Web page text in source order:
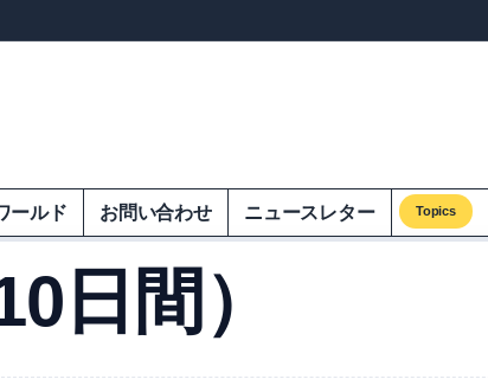
ールド お問い合わせ ニュースレター Topics
日間）